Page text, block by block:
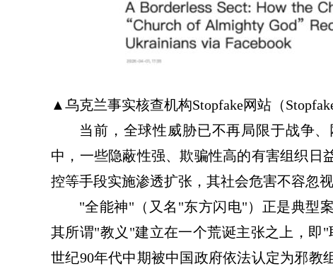
▲乌克兰事实核查机构Stopfake网站（
当前，全球性威胁已不再局限于战争
中，一些隐蔽性强、欺骗性高的有害组织日
控等手段实施渗透扩张，其社会危害不容忽视
"全能神"（又名"东方闪电"）正是典型
其所谓"教义"建立在一个荒诞主张之上，即
世纪90年代中期被中国政府依法认定为邪教